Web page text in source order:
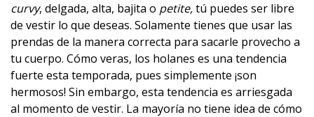
curvy, delgada, alta, bajita o petite,tú puedes ser libre
de vestir lo que deseas. Solamente tienes que usar las
prendas de la manera correcta para sacarle provecho a
tu cuerpo. Cómo veras, los holanes es una tendencia
fuerte esta temporada, pues simplemente ¡son
hermosos! Sin embargo, esta tendencia es arriesgada
al momento de vestir. La mayoría no tiene idea de cómo